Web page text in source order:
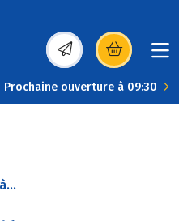
(s’ouvre dans une
Prochaine ouverture à 09:30